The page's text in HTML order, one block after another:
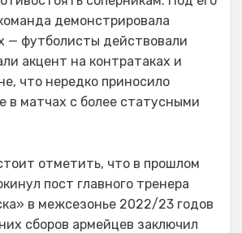
демонстрировала
— футболисты действовали
акцент на контратаках и
что нередко приносило
в матчах с более статусными
отметить, что в прошлом
пост главного тренера
в межсезонье 2022/23 годов
сборов армейцев заключил